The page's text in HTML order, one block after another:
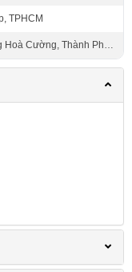
TPHCM
Hoà Cường, Thành Phố